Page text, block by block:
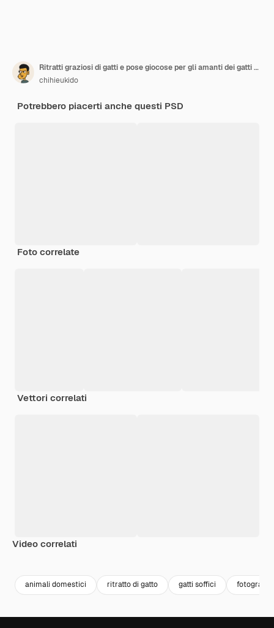
Ritratti graziosi di gatti e pose giocose per gli amanti dei gatti e gli appassionati di animali domestici
chihieukido
Potrebbero piacerti anche questi PSD
Foto correlate
Vettori correlati
Video correlati
animali domestici ritratto di gatto gatti soffici fotografia